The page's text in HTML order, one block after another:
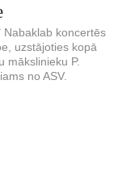
Nabaklab koncertēs
uzstājoties kopā
mākslinieku P.
no ASV.